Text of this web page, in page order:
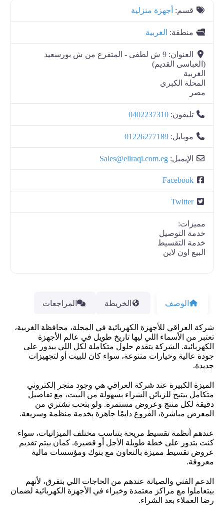
قسم: أجهزة منزلية
منطقة: الغربية
العنوان:
9 ش لطفى - المتفرع من ش بورسعيد
(العباسى القديم)
الغربية
المحلة الكبرى
مصر
تليفون: 0402237310
موبايل: 01226277189
الإيميل: Sales@eliraqi.com.eg
Facebook
Twitter
مميزات:
خدمة التوصيل
خدمة التقسيط
البيع اون لاين
الوصف الخريطة المراجعات
شركة العراقي للأجهزة الكهربائية في المحلة، محافظة الغربية،
تعتبر من الأسماء اللي ليها تاريخ طويل في عالم الأجهزة
الكهربائية. الشركة بتقدم حلول متكاملة لكل اللي بيدور على
جودة عالية وخيارات متنوعة، سواء كان للبيت أو لتجهيزات
جديدة.
الميزة الكبيرة عند شركة العراقي هي وجود متجر إلكتروني
متكامل بيتيح للزبائن الشراء بسهولة من البيت، مع تفاصيل
دقيقة لكل منتج وعروض مستمرة. ولو بتحب تشتري من
المعرض مباشرة، الفروع دايمًا جاهزة بخدمة منظمة وسريعة.
عندهم أنظمة تقسيط مريحة بتناسب مختلف الميزانيات، سواء
كنت بتدور على خطة طويلة الأجل أو قصيرة. كمان بيتم تقديم
عروض تقسيط مميزة بالتعاون مع بنوك ومؤسسات مالية
معروفة.
الدعم الفني والصيانة عندهم من الحاجات اللي بتفرق، لأنهم
بيتعاملوا مع مراكز معتمدة وخبراء في الأجهزة الكهربائية لضمان
رضا العملاء بعد الشراء.